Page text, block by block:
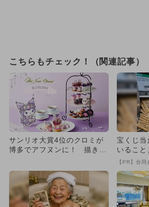
こちらもチェック！（関連記事）
サンリオ大賞4位のクロミが
博多でアフヌンに！ 描き下
宝くじ当
いること
【PR】合